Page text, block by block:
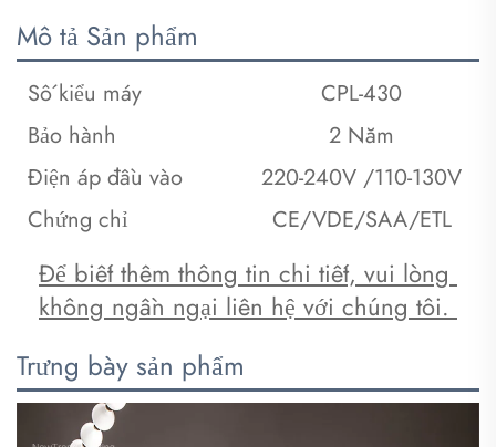
Mô tả Sản phẩm
Số kiểu máy
CPL-430
Bảo hành
2 Năm
Điện áp đầu vào
220-240V /110-130V
Chứng chỉ
CE/VDE/SAA/ETL
Để biết thêm thông tin chi tiết, vui lòng
không ngần ngại liên hệ với chúng tôi.
Trưng bày sản phẩm